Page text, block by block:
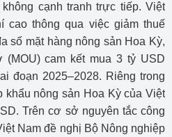
cạnh tranh trực tiếp. Việt
cao thông qua việc giảm thuế
số mặt hàng nông sản Hoa Kỳ,
cam kết mua 3 tỷ USD
đoạn 2025–2028. Riêng trong
khẩu nông sản Hoa Kỳ của Việt
Trên cơ sở nguyên tắc công
Nam đề nghị Bộ Nông nghiệp